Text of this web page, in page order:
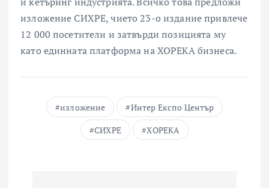
изложение СИХРЕ, чието 23-о издание привлече
12 000 посетители и затвърди позицията му
като единната платформа на ХОРЕКА бизнеса.
изложение
Интер Експо Център
СИХРЕ
ХОРЕКА